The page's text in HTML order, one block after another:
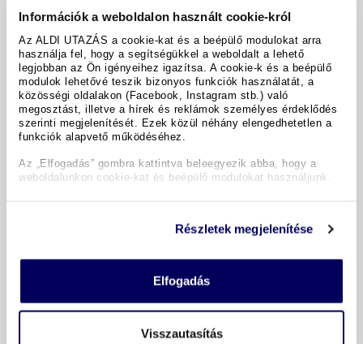
Információk a weboldalon használt cookie-król
Az ALDI UTAZÁS a cookie-kat és a beépülő modulokat arra
használja fel, hogy a segítségükkel a weboldalt a lehető
legjobban az Ön igényeihez igazítsa. A cookie-k és a beépülő
modulok lehetővé teszik bizonyos funkciók használatát, a
közösségi oldalakon (Facebook, Instagram stb.) való
megosztást, illetve a hírek és reklámok személyes érdeklődés
szerinti megjelenítését. Ezek közül néhány elengedhetetlen a
funkciók alapvető működéséhez.
Az „Elfogadás” gombra kattintva beleegyezik abba, hogy a
weboldalunkon cookie-kat és beépülő modulokat használjunk.
Részletek megjelenítése
Elfogadás
Visszautasítás
Osimar
1 éjszaka
teljes ár
26 800 Ft